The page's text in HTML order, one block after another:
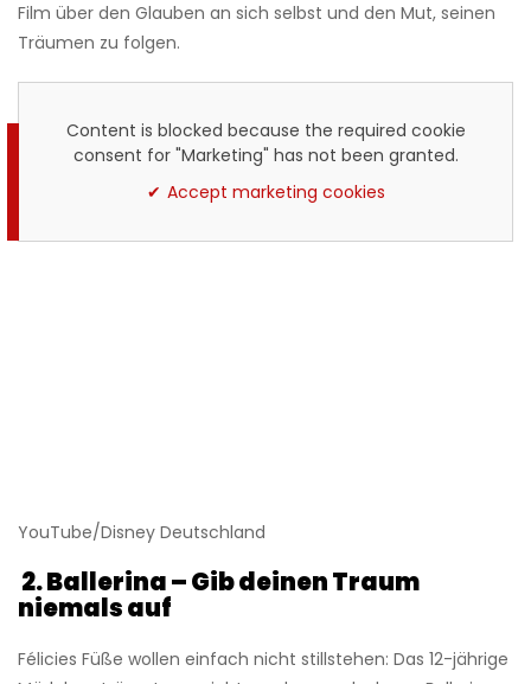
Film über den Glauben an sich selbst und den Mut, seinen
Träumen zu folgen.
Content is blocked because the required cookie
consent for "Marketing" has not been granted.
Accept marketing cookies
YouTube/Disney Deutschland
2.Ballerina – Gib deinen Traum
niemals auf
Félicies Füße wollen einfach nicht stillstehen: Das 12-jährige